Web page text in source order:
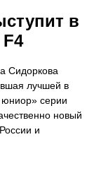
в
Сидоркова
лучшей в
серии
новый
и